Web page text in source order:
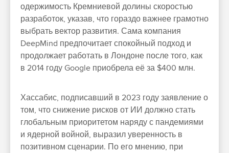
одержимость Кремниевой долины скоростью
разработок, указав, что гораздо важнее грамотно
выбрать вектор развития. Сама компания
DeepMind предпочитает спокойный подход и
продолжает работать в Лондоне после того, как
в 2014 году Google приобрела её за $400 млн.
Хассабис, подписавший в 2023 году заявление о
том, что снижение рисков от ИИ должно стать
глобальным приоритетом наряду с пандемиями
и ядерной войной, выразил уверенность в
позитивном сценарии. По его мнению, при